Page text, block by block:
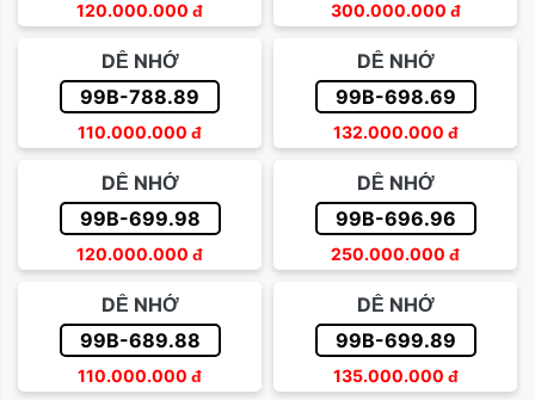
120.000.000 đ 300.000.000 đ
DỄ NHỚ
99B-788.89
110.000.000 đ
DỄ NHỚ
99B-698.69
132.000.000 đ
DỄ NHỚ
99B-699.98
120.000.000 đ
DỄ NHỚ
99B-696.96
250.000.000 đ
DỄ NHỚ
99B-689.88
110.000.000 đ
DỄ NHỚ
99B-699.89
135.000.000 đ